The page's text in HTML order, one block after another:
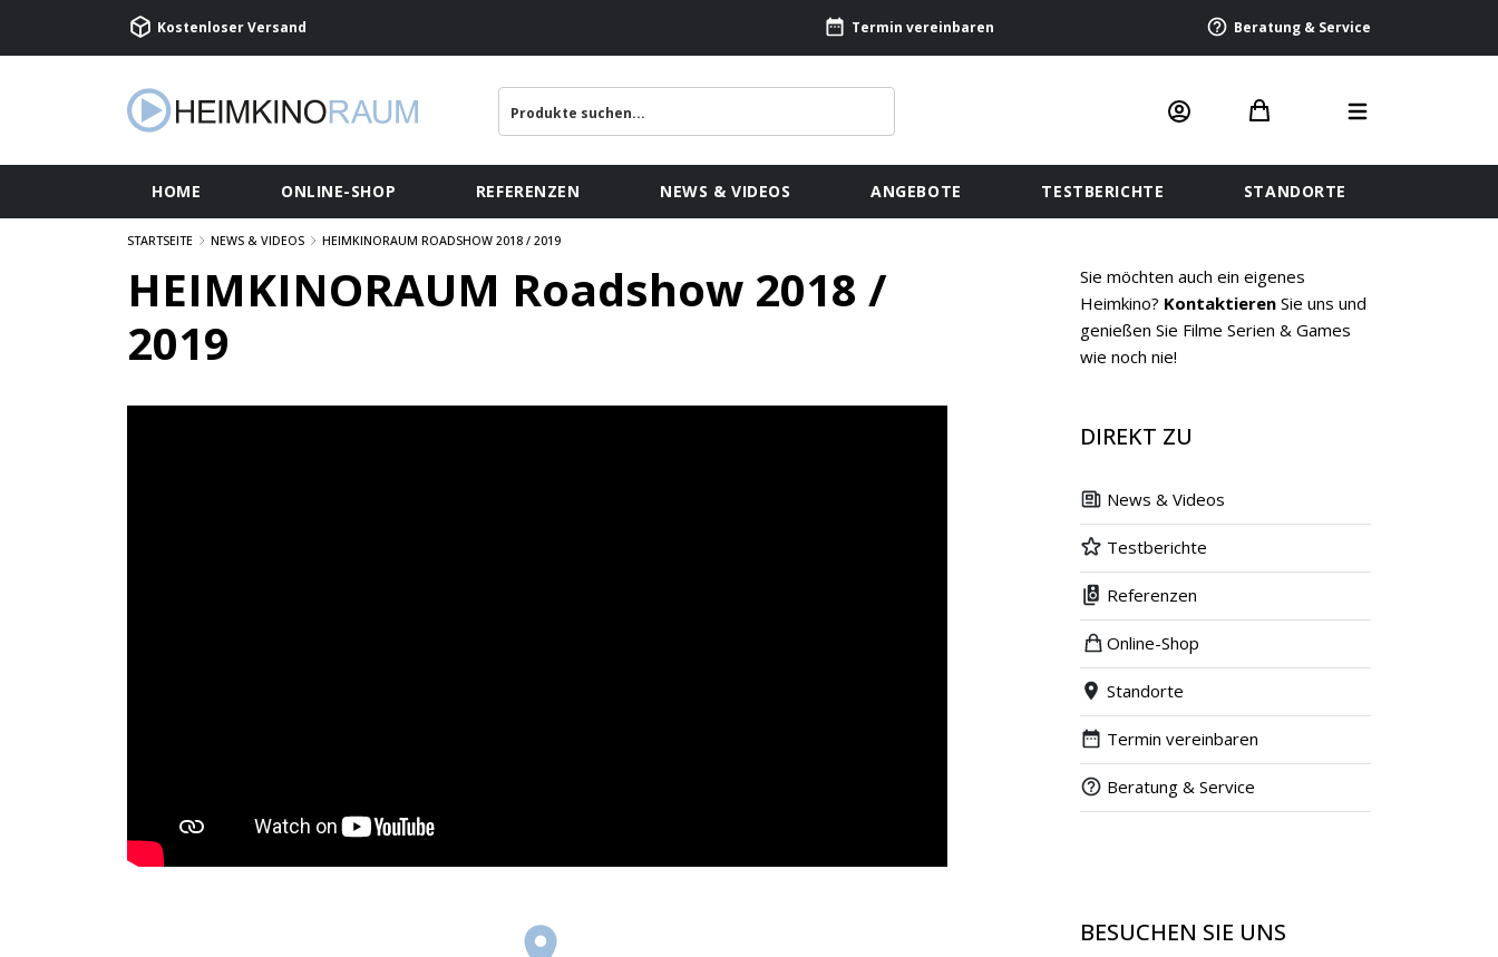
Kostenloser Versand Termin vereinbaren Beratung & Service
HOME ONLINE-SHOP REFERENZEN NEWS & VIDEOS ANGEBOTE TESTBERICHTE STANDORTE
STARTSEITE NEWS & VIDEOS HEIMKINORAUM ROADSHOW 2018 / 2019
HEIMKINORAUM Roadshow 2018 /
2019
Sie möchten auch ein eigenes
Heimkino? Kontaktieren Sie uns und
genießen Sie Filme Serien & Games
wie noch nie!
DIREKT ZU
News & Videos
Testberichte
Referenzen
Online-Shop
Standorte
Termin vereinbaren
Beratung & Service
BESUCHEN SIE UNS